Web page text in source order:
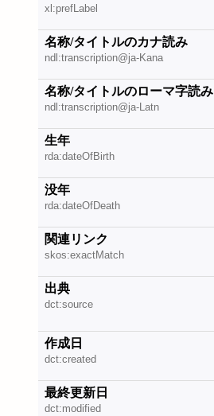
xl:prefLabel
名称/タイトルのカナ読み
ndl:transcription@ja-Kana
名称/タイトルのローマ字読み
ndl:transcription@ja-Latn
生年
rda:dateOfBirth
没年
rda:dateOfDeath
関連リンク
skos:exactMatch
出典
dct:source
作成日
dct:created
最終更新日
dct:modified